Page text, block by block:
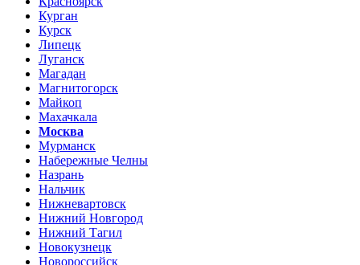
Курган
Курск
Липецк
Луганск
Магадан
Магнитогорск
Майкоп
Махачкала
Москва
Мурманск
Набережные Челны
Назрань
Нальчик
Нижневартовск
Нижний Новгород
Нижний Тагил
Новокузнецк
Новороссийск